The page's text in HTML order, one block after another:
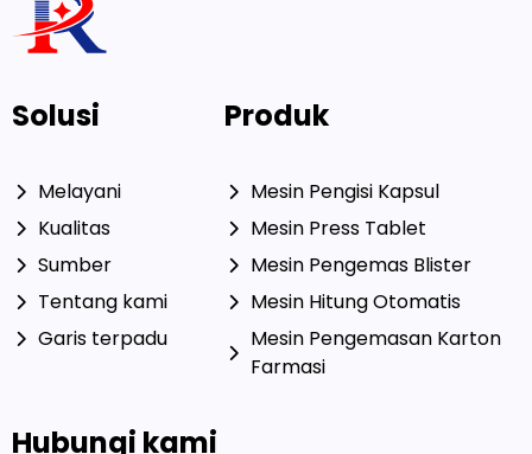
Solusi
Melayani
Kualitas
Sumber
Tentang kami
Garis terpadu
Produk
Mesin Pengisi Kapsul
Mesin Press Tablet
Mesin Pengemas Blister
Mesin Hitung Otomatis
Mesin Pengemasan Karton
Farmasi
Hubungi kami